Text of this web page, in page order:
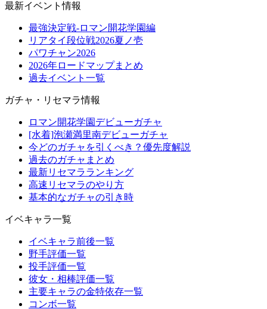
最新イベント情報
最強決定戦-ロマン開花学園編
リアタイ段位戦2026夏ノ壱
パワチャン2026
2026年ロードマップまとめ
過去イベント一覧
ガチャ・リセマラ情報
ロマン開花学園デビューガチャ
[水着]泡瀬満里南デビューガチャ
今どのガチャを引くべき？優先度解説
過去のガチャまとめ
最新リセマラランキング
高速リセマラのやり方
基本的なガチャの引き時
イベキャラ一覧
イベキャラ前後一覧
野手評価一覧
投手評価一覧
彼女・相棒評価一覧
主要キャラの金特依存一覧
コンボ一覧